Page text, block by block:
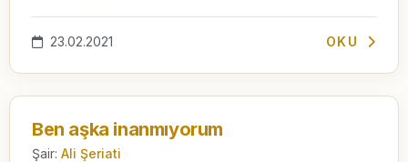
23.02.2021 OKU
Ben aşka inanmıyorum
Şair: Ali Şeriati